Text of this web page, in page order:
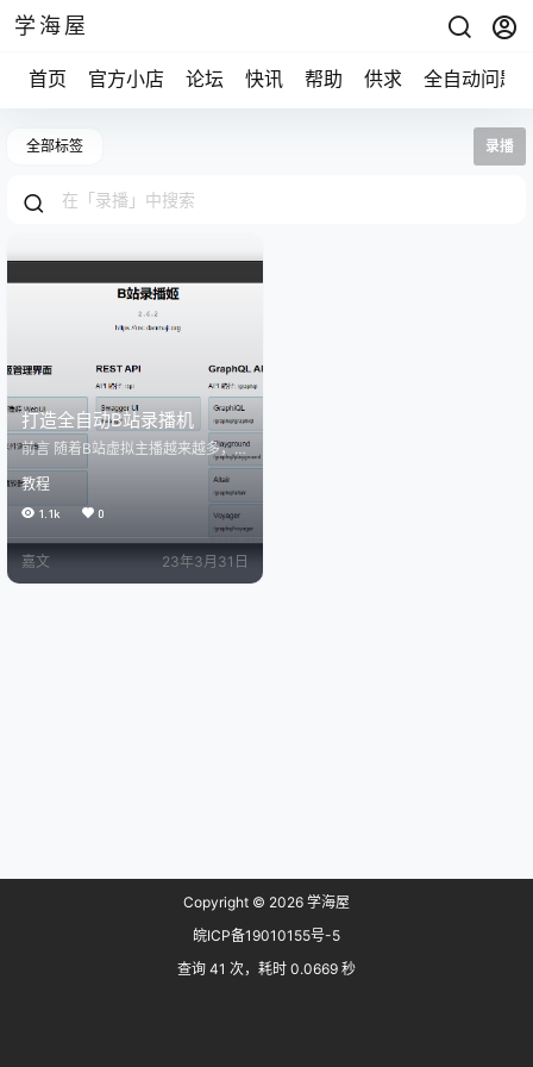
学海屋
首页 官方小店 论坛 快讯 帮助 供求 全自动问题
全部标签 录播
打造全自动B站录播机
前言 随着B站虚拟主播越来越多，很
多主播/粉丝都有录播的需求。当然
不是粉丝也可以做录播。现在录播
基本上都是在服务器上实时监测，
监测到主播开播之后就会自动开始
录播。就我个人而言，录播可能是
防止错过关注的主播直播，或者是
没时间看，就看看录播。还有就是
教程
1.1k 0
嘉文 23年3月31日
Copyright © 2026 学海屋
皖ICP备19010155号-5
查询 41 次，耗时 0.0669 秒